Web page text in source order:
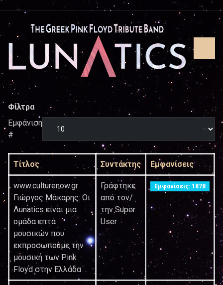
Φίλτρα
Εμφάνιση
#
Τίτλος Συντάκτης Εμφανίσεις
www.culturenow.gr
Γιώργος Μάκαρης: Οι
Λunatics είναι μια
ομάδα επτά
μουσικών που
εκπροσωπούμε την
μουσική των Pink
Floyd στην Ελλάδα
Γράφτηκε
από τον/
την Super
User
Εμφανίσεις: 1878